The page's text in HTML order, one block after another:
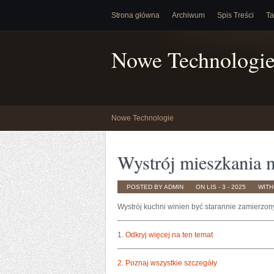
Strona główna Archiwum Spis Treści
Nowe
Nowe Technologie
Wystrój mieszkania
POSTED BY ADMIN ON LIS - 3 - 2025 WITH
Wystrój kuchni winien być starannie
1. Odkryj więcej na ten temat
2. Poznaj wszystkie szczegóły